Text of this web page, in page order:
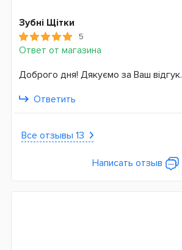
Швейцария
Страна регистрации бренда
Зубні Щітки
5
Ответ от магазина
Доброго дня! Дякуємо за Ваш відгук.
Ответить
Все отзывы 13
Написать отзыв